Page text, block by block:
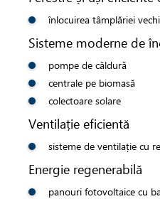
înlocuirea tâmplăriei
Sisteme moderne de
pompe de căldură
centrale pe biomasă
colectoare solare
Ventilație eficientă
sisteme de ventilație cu
Energie regenerabilă
panouri fotovoltaice cu